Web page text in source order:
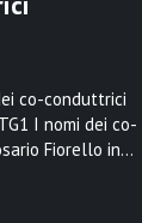
co-conduttrici
I nomi dei co-
Fiorello in…